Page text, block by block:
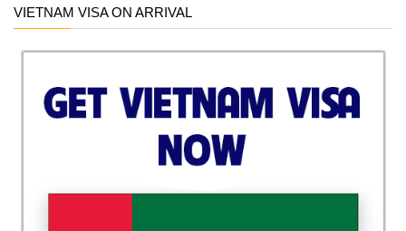
VIETNAM VISA ON ARRIVAL